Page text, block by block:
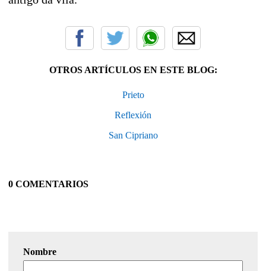
OTROS ARTÍCULOS EN ESTE BLOG:
Prieto
Reflexión
San Cipriano
0 COMENTARIOS
Nombre